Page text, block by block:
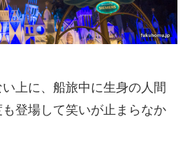
上に、船旅中に生身の人間
も登場して笑いが止まらなか